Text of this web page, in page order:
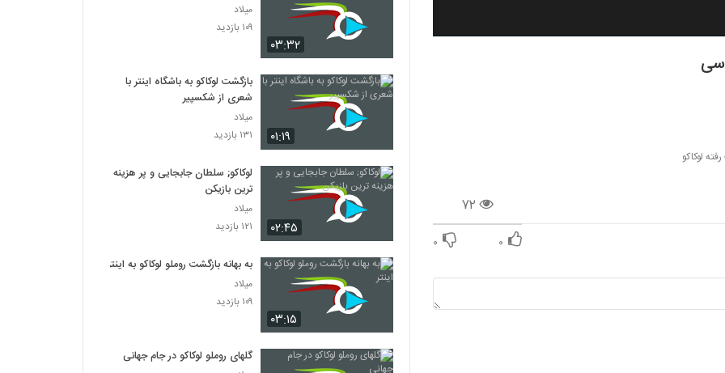
لوکاکو
۷۲
۰ ۰
۰۳:۳۲
میلاد
۱۰۹ بازدید
۰۱:۱۹
بازگشت لوکاکو به باشگاه اینتر با
شعری از شکسپیر
میلاد
۱۳۱ بازدید
۰۲:۴۵
لوکاکو; سلطان جابجایی و پر هزینه
ترین بازیکن
میلاد
۱۲۱ بازدید
۰۳:۱۵
به بهانه بازگشت روملو لوکاکو به اینتر
میلاد
۱۰۹ بازدید
گلهای روملو لوکاکو در جام جهانی